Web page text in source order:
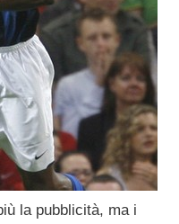
la pubblicità, ma i